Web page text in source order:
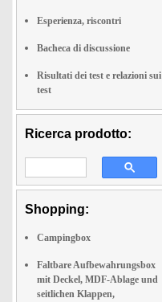
Esperienza, riscontri
Bacheca di discussione
Risultati dei test e relazioni sui
test
Ricerca prodotto:
Shopping:
Campingbox
Faltbare Aufbewahrungsbox
mit Deckel, MDF-Ablage und
seitlichen Klappen,